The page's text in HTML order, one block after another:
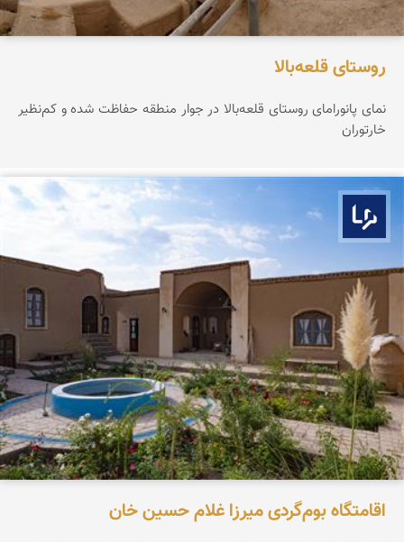
روستای قلعه‌بالا
نمای پانورامای روستای قلعه‌بالا در جوار منطقه حفاظت شده و کم‌نظیر
خارتوران
بوم ما
اقامتگاه بوم‌گردی میرزا غلام حسین خان